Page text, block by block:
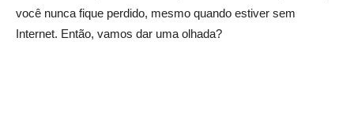
você nunca fique perdido, mesmo quando estiver sem
Internet. Então, vamos dar uma olhada?